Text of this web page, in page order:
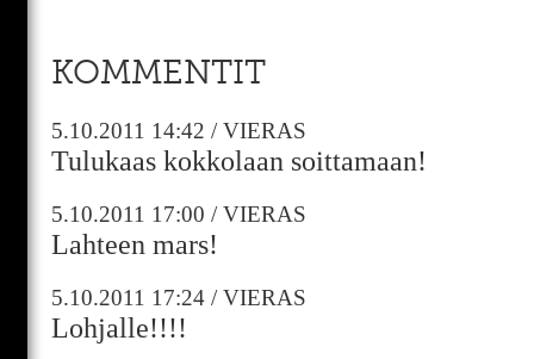
KOMMENTIT
5.10.2011 14:42 /VIERAS
Tulukaas kokkolaan soittamaan!
5.10.2011 17:00 /VIERAS
Lahteen mars!
5.10.2011 17:24 /VIERAS
Lohjalle!!!!